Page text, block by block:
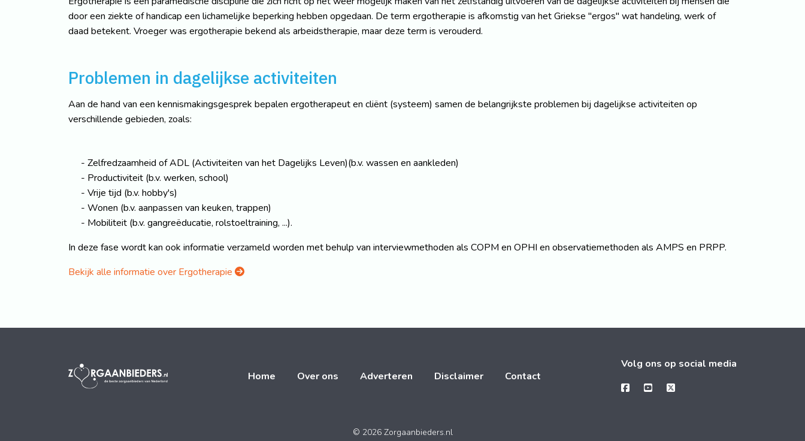
door een ziekte of handicap een lichamelijke beperking hebben opgedaan. De term ergotherapie is afkomstig van het Griekse "ergos" wat handeling, werk of
daad betekent. Vroeger was ergotherapie bekend als arbeidstherapie, maar deze term is verouderd.
Problemen in dagelijkse activiteiten
Aan de hand van een kennismakingsgesprek bepalen ergotherapeut en cliënt (systeem) samen de belangrijkste problemen bij dagelijkse activiteiten op
verschillende gebieden, zoals:
Zelfredzaamheid of ADL (Activiteiten van het Dagelijks Leven)(b.v. wassen en aankleden)
Productiviteit (b.v. werken, school)
Vrije tijd (b.v. hobby's)
Wonen (b.v. aanpassen van keuken, trappen)
Mobiliteit (b.v. gangreëducatie, rolstoeltraining, ...).
In deze fase wordt kan ook informatie verzameld worden met behulp van interviewmethoden als COPM en OPHI en observatiemethoden als AMPS en PRPP.
Bekijk alle informatie over Ergotherapie
Home Over ons Adverteren Disclaimer Contact
Volg ons op social media
© 2026 Zorgaanbieders.nl